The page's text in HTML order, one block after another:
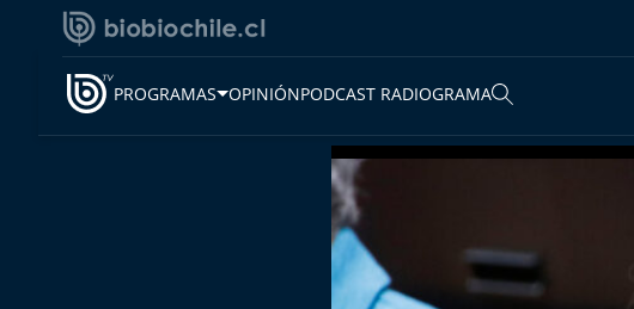
PROGRAMAS OPINIÓNPODCAST RADIOGRAMA